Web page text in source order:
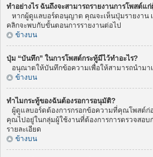
ทำอย่างไร ฉันถึงจะสามารถรายงานการโพสต์แ
หากผู้ดูแลบอร์ดอนุญาต คุณจะเห็นปุ่มรายงาน
คลิกจะพบกับขั้นตอนการรายงานต่อไป
ข้างบน
ปุ่ม “บันทึก” ในการโพสต์กระทู้มีไว้ทำอะไร?
อนุณาตให้บันทึกข้อความเพื่อให้สามารถนำมา
ข้างบน
ทำไมกระทู้ของฉันต้องรอการอนุมัติ?
ผู้ดูแลบอร์ดต้องการกรอกข้อความที่คุณโพสต์ก่
คุณไปอยู่ในกลุ่มผู้ใช้งานที่ต้องการการตรวจสอ
รายละเอียด
ข้างบน